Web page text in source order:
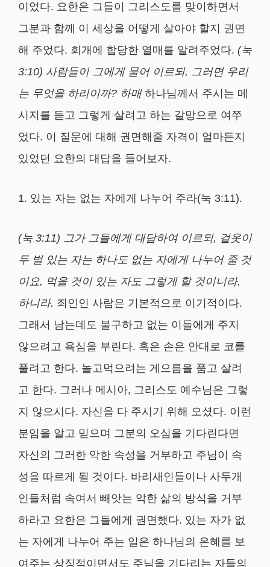
이었다. 요한은 그들이 그리스도를 맞이하면서
그분과 함께 이 세상을 어떻게 살아야 할지 권면
해 주었다. 회개에 합당한 열매를 알려주었다. (눅
3:10) 사람들이 그에게 물어 이르되, 그러면 우리
는 무엇을 하리이까? 하매하나님께서 주시는 메
시지를 듣고 그렇게 살려고 하는 갈망으로 여쭈
었다. 이 질문에 대해 권면해줄 자격이 얼마든지
있었던 요한의 대답을 들어보자.
1. 있는 자는 없는 자에게 나누어 주라(눅 3:11).
(눅 3:11) 그가 그들에게 대답하여 이르되, 겉옷이
두 벌 있는 자는 하나도 없는 자에게 나누어 줄 것
이요, 먹을 것이 있는 자도 그렇게 할 것이니라,
하니라. 죄인인 사람은 기본적으로 이기적이다.
그래서 남는데도 불구하고 없는 이들에게 주지
않으려고 욕심을 부린다. 혹은 손은 안대로 코를
풀려고 한다. 놀고먹으려는 게으름을 품고 살려
고 한다. 그러나 메시아, 그리스도 예수님은 그렇
지 않으시다. 자신을 다 주시기 위해 오셨다. 이런
분임을 알고 믿으며 그분의 오심을 기다린다면
자신의 그러한 악한 속성을 거부하고 주님이 속
성을 따르게 될 것이다. 바리새인들이나 사두개
인들처럼 속여서 빼앗는 악한 삶의 방식을 거부
하라고 요한은 그들에게 권면했다. 있는 자가 없
는 자에게 나누어 주는 일은 하나님의 은혜를 보
여주는 상징적이면서도 주님을 기다리는 자들의